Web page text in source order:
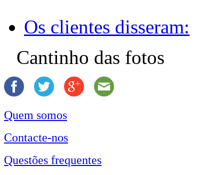
Os clientes disseram:
Cantinho das fotos
Quem somos
Contacte-nos
Questões frequentes